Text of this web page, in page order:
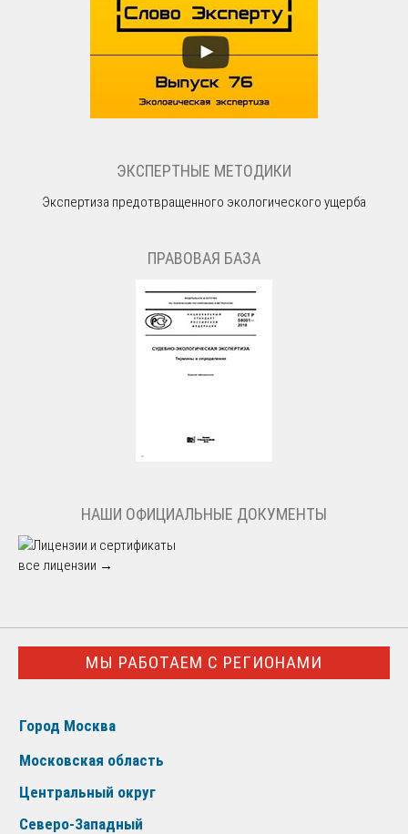
ЭКСПЕРТНЫЕ МЕТОДИКИ
Экспертиза предотвращенного экологического ущерба
ПРАВОВАЯ БАЗА
НАШИ ОФИЦИАЛЬНЫЕ ДОКУМЕНТЫ
все лицензии →
МЫ РАБОТАЕМ С РЕГИОНАМИ
Город Москва
Московская область
Центральный округ
Северо-Западный